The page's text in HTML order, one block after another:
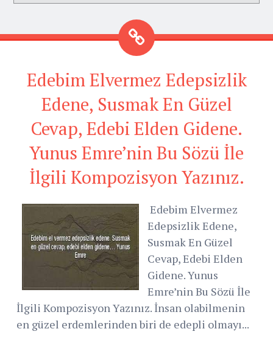
Edebim Elvermez Edepsizlik
Edene, Susmak En Güzel
Cevap, Edebi Elden Gidene.
Yunus Emre’nin Bu Sözü İle
İlgili Kompozisyon Yazınız.
Edebim Elvermez
Edepsizlik Edene,
Susmak En Güzel
Cevap, Edebi Elden
Gidene. Yunus
Emre’nin Bu Sözü İle
İlgili Kompozisyon Yazınız. İnsan olabilmenin
en güzel erdemlerinden biri de edepli olmayı...